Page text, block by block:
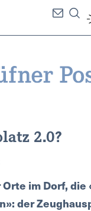
2.0?
im Dorf, die
der